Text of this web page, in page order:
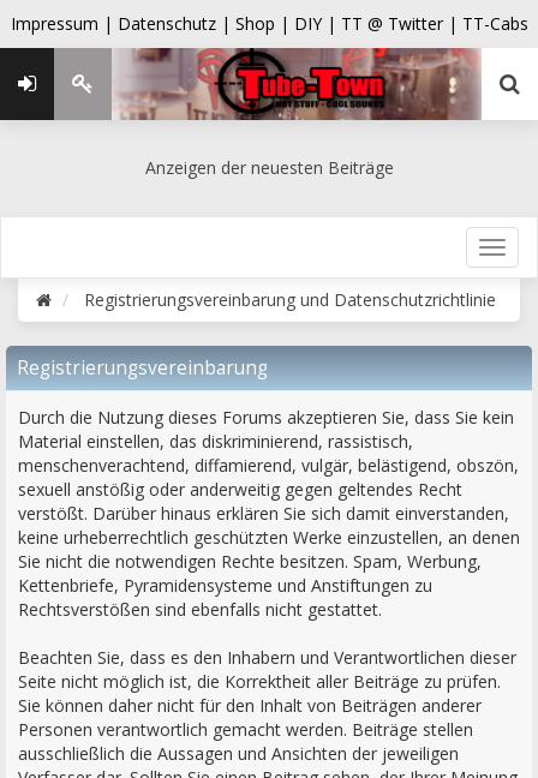
Impressum | Datenschutz | Shop | DIY | TT @ Twitter | TT-Cabs
Anzeigen der neuesten Beiträge
Registrierungsvereinbarung und Datenschutzrichtlinie
Registrierungsvereinbarung
Durch die Nutzung dieses Forums akzeptieren Sie, dass Sie kein
Material einstellen, das diskriminierend, rassistisch,
menschenverachtend, diffamierend, vulgär, belästigend, obszön,
sexuell anstößig oder anderweitig gegen geltendes Recht
verstößt. Darüber hinaus erklären Sie sich damit einverstanden,
keine urheberrechtlich geschützten Werke einzustellen, an denen
Sie nicht die notwendigen Rechte besitzen. Spam, Werbung,
Kettenbriefe, Pyramidensysteme und Anstiftungen zu
Rechtsverstößen sind ebenfalls nicht gestattet.
Beachten Sie, dass es den Inhabern und Verantwortlichen dieser
Seite nicht möglich ist, die Korrektheit aller Beiträge zu prüfen.
Sie können daher nicht für den Inhalt von Beiträgen anderer
Personen verantwortlich gemacht werden. Beiträge stellen
ausschließlich die Aussagen und Ansichten der jeweiligen